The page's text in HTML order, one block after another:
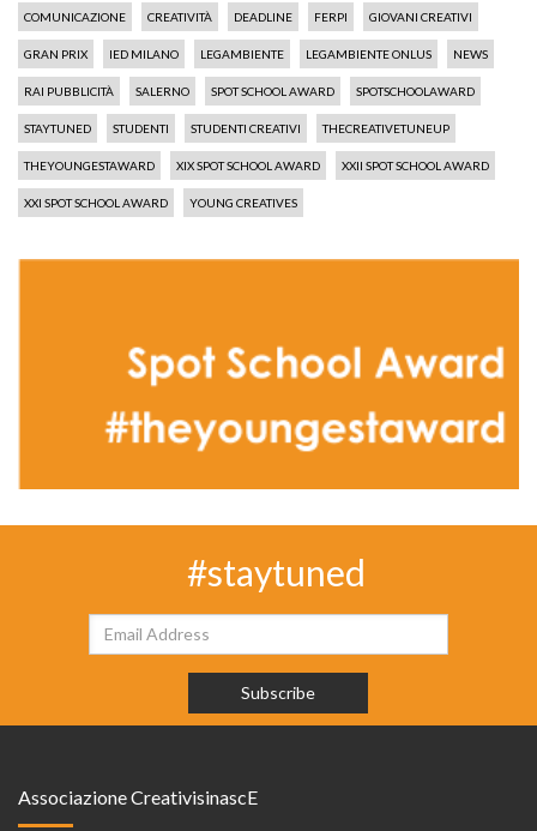
COMUNICAZIONE CREATIVITÀ DEADLINE FERPI GIOVANI CREATIVI
GRAN PRIX IED MILANO LEGAMBIENTE LEGAMBIENTE ONLUS NEWS
RAI PUBBLICITÀ SALERNO SPOT SCHOOL AWARD SPOTSCHOOLAWARD
STAYTUNED STUDENTI STUDENTI CREATIVI THECREATIVETUNEUP
THEYOUNGESTAWARD XIX SPOT SCHOOL AWARD XXII SPOT SCHOOL AWARD
XXI SPOT SCHOOL AWARD YOUNG CREATIVES
#staytuned
Associazione CreativisinascE